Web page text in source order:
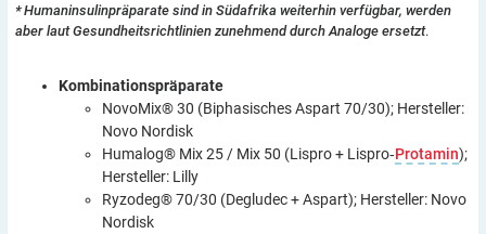
*Humaninsulinpräparate sind in Südafrika weiterhin verfügbar, werden
aber laut Gesundheitsrichtlinien zunehmend durch Analoge ersetzt.
Kombinationspräparate
NovoMix® 30 (Biphasisches Aspart 70/30); Hersteller:
Novo Nordisk
Humalog® Mix 25 / Mix 50 (Lispro + Lispro‑Protamin);
Hersteller: Lilly
Ryzodeg® 70/30 (Degludec + Aspart); Hersteller: Novo
Nordisk